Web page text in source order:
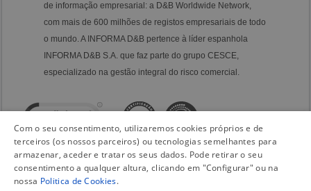
de informação empresarial: a D&B Worldwide Network,
com mais de 600 milhões de registos empresariais de todo
o mundo. A INFORMA D&B pertence à líder espanhola
INFORMA D&B S.A. que faz parte do grupo CESCE,
especializado na gestão integral do risco comercial.
Com o seu consentimento, utilizaremos cookies próprios e de
terceiros (os nossos parceiros) ou tecnologias semelhantes para
armazenar, aceder e tratar os seus dados. Pode retirar o seu
consentimento a qualquer altura, clicando em "Configurar" ou na
nossa Politica de Cookies.